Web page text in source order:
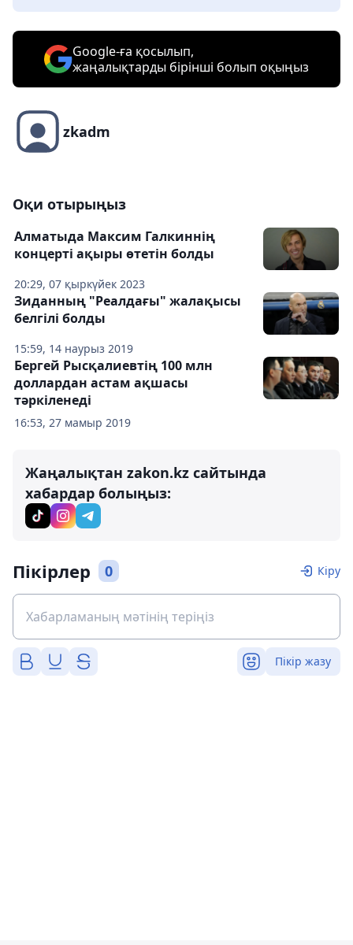
Google-ға қосылып,
жаңалықтарды бірінші болып оқыңыз
zkadm
Оқи отырыңыз
20:29, 07 қыркүйек 2023
Алматыда Максим Галкиннің
концерті ақыры өтетін болды
15:59, 14 наурыз 2019
Зиданның "Реалдағы" жалақысы
белгілі болды
16:53, 27 мамыр 2019
Бергей Рысқалиевтің 100 млн
доллардан астам ақшасы
тәркіленеді
Жаңалықтан zakon.kz сайтында
хабардар болыңыз:
Пікірлер 0 Кіру
Пікір жазу